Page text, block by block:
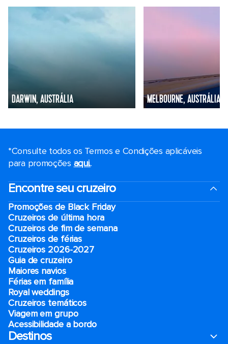
DARWIN, AUSTRÁLIA MELBOURNE, AUSTRÁLIA
*Consulte todos os Termos e Condições aplicáveis ​​
para promoções aqui..
Encontre seu cruzeiro
Promoções de Black Friday
Cruzeiros de última hora
Cruzeiros de fim de semana
Cruzeiros de férias
Cruzeiros 2026-2027
Guia de cruzeiro
Maiores navios
Férias em família
Royal weddings
Cruzeiros temáticos
Viagem em grupo
Acessibilidade a bordo
Destinos